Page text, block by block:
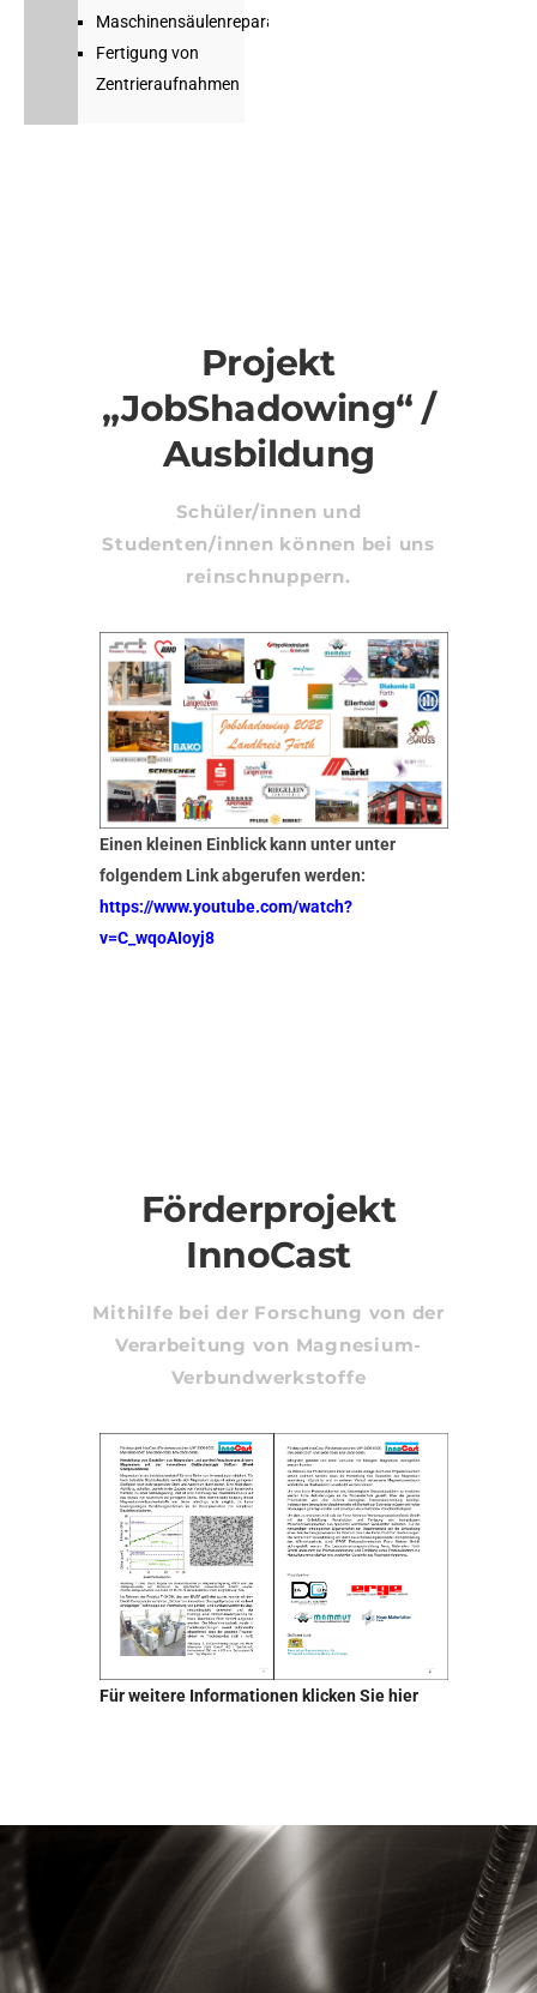
Maschinensäulenreparatur
Fertigung von
Zentrieraufnahmen
Projekt
„JobShadowing“ /
Ausbildung
Schüler/innen und
Studenten/innen können bei uns
reinschnuppern.
Einen kleinen Einblick kann unter unter
folgendem Link abgerufen werden:
https://www.youtube.com/watch?
v=C_wqoAIoyj8
Förderprojekt
InnoCast
Mithilfe bei der Forschung von der
Verarbeitung von Magnesium-
Verbundwerkstoffe
Für weitere Informationen klicken Sie hier